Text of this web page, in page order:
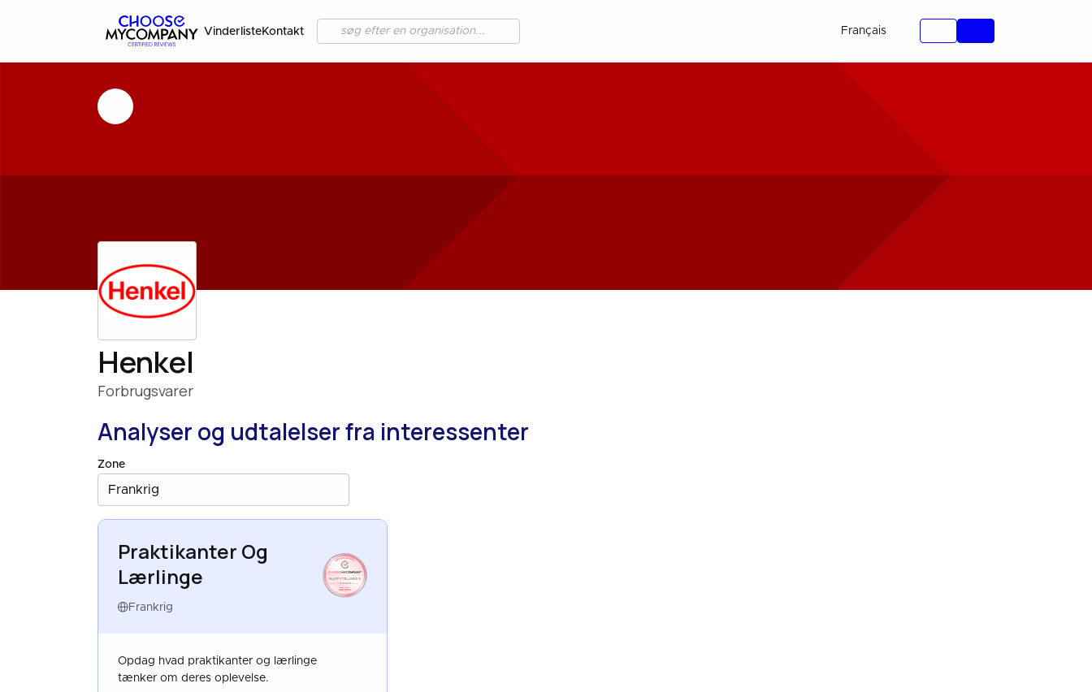
VinderlisteKontakt Français
Henkel
Forbrugsvarer
Analyser og udtalelser fra interessenter
Zone
Frankrig
Praktikanter Og
Lærlinge
Frankrig
HAPPYTRAINEES
FRANCE
AUG 2025
Opdag hvad praktikanter og lærlinge
tænker om deres oplevelse.